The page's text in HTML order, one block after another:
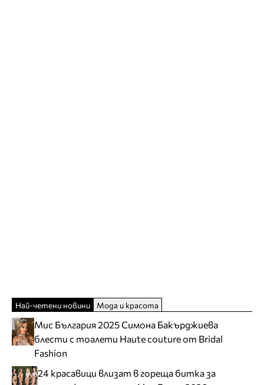
Най-четени новини Мода и красота
Мис България 2025 Симона Бакърджиева
блести с тоалети Haute couture от Bridal
Fashion
24 красавици влизат в гореща битка за